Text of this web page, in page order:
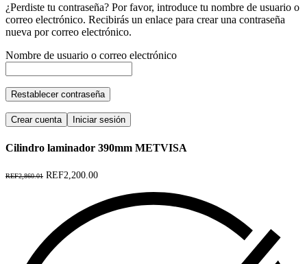
¿Perdiste tu contraseña? Por favor, introduce tu nombre de usuario o
correo electrónico. Recibirás un enlace para crear una contraseña
nueva por correo electrónico.
Nombre de usuario o correo electrónico
Restablecer contraseña
Crear cuenta Iniciar sesión
Cilindro laminador 390mm METVISA
REF2,860.01 REF2,200.00